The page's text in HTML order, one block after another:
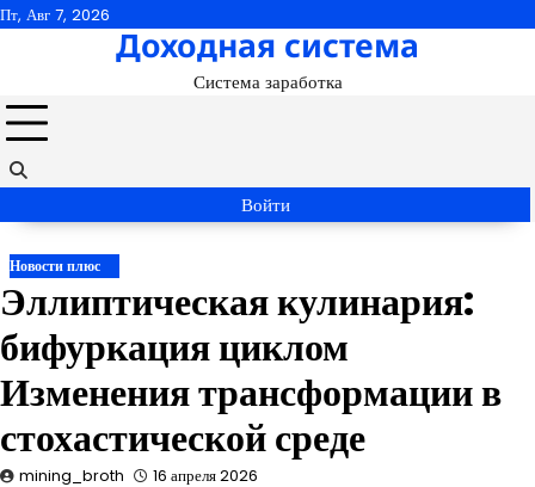
Перейти
Пт, Авг 7, 2026
Доходная система
Система заработка
Войти
Новости плюс
Эллиптическая кулинария:
бифуркация циклом
Изменения трансформации в
стохастической среде
mining_broth 16 апреля 2026